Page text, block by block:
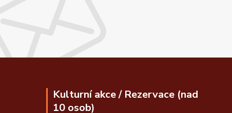
Kulturní akce / Rezervace (nad
10 osob)